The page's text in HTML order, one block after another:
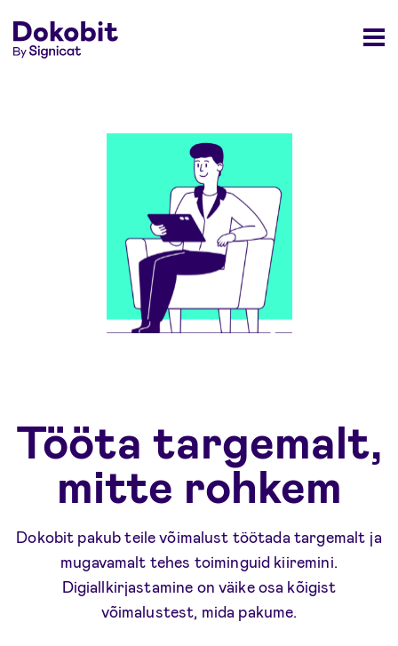
Tööta targemalt,
mitte rohkem
Dokobit pakub teile võimalust töötada targemalt ja
mugavamalt tehes toiminguid kiiremini.
Digiallkirjastamine on väike osa kõigist
võimalustest, mida pakume.